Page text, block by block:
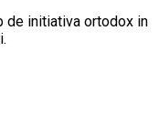
de initiativa ortodox in